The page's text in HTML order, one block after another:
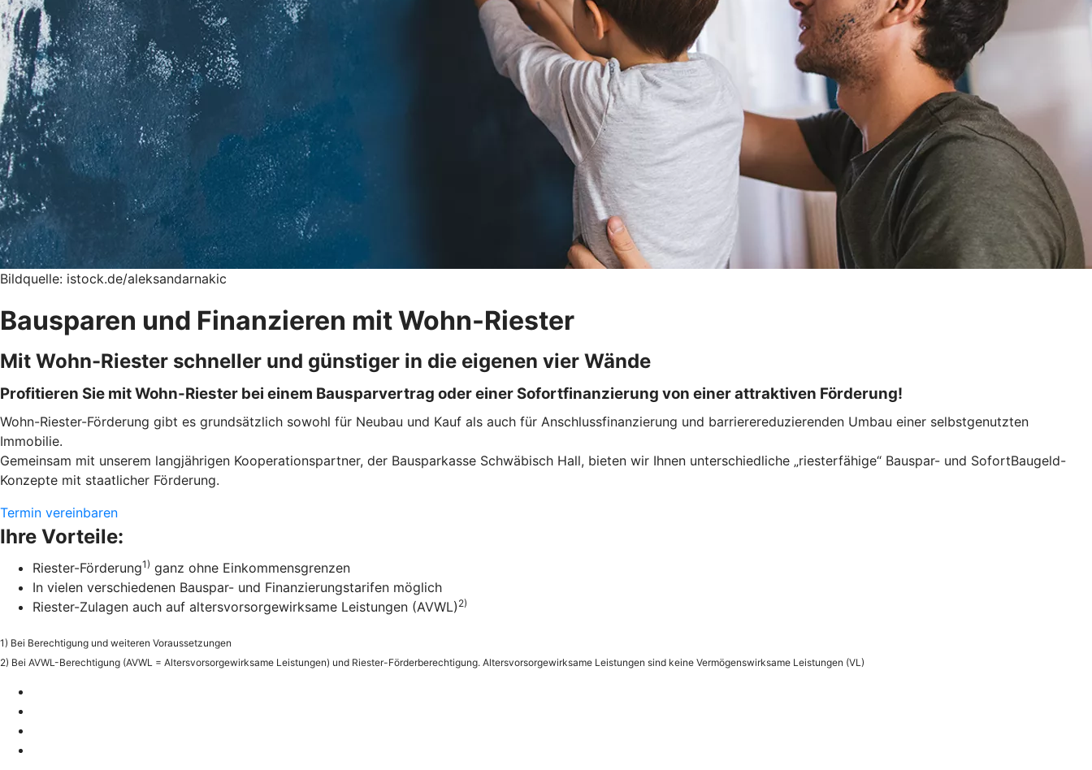
Bildquelle: istock.de/aleksandarnakic
Bausparen und Finanzieren mit Wohn-Riester
Mit Wohn-Riester schneller und günstiger in die eigenen vier Wände
Profitieren Sie mit Wohn-Riester bei einem Bausparvertrag oder einer Sofortfinanzierung von einer attraktiven Förderung!
Wohn-Riester-Förderung gibt es grundsätzlich sowohl für Neubau und Kauf als auch für Anschlussfinanzierung und barrierereduzierenden Umbau einer selbstgenutzten
Immobilie.
Gemeinsam mit unserem langjährigen Kooperationspartner, der Bausparkasse Schwäbisch Hall, bieten wir Ihnen unterschiedliche „riesterfähige“ Bauspar- und SofortBaugeld-
Konzepte mit staatlicher Förderung.
Termin vereinbaren
Ihre Vorteile:
Riester-Förderung1) ganz ohne Einkommensgrenzen
In vielen verschiedenen Bauspar- und Finanzierungstarifen möglich
Riester-Zulagen auch auf altersvorsorgewirksame Leistungen (AVWL) 2)
1) Bei Berechtigung und weiteren Voraussetzungen
2) Bei AVWL-Berechtigung (AVWL = Altersvorsorgewirksame Leistungen) und Riester-Förderberechtigung. Altersvorsorgewirksame Leistungen sind keine Vermögenswirksame Leistungen (VL)